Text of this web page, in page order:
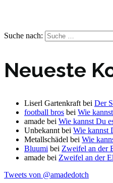
Suche nach:
Neueste
Liserl Gartenkraft bei Der
football bros bei Wie
amade bei Wie kannst Du
Unbekannt bei Wie kannst
Metallschädel bei Wie
Bluumi bei Zweifel an der
amade bei Zweifel an der
Tweets von @amadedotch